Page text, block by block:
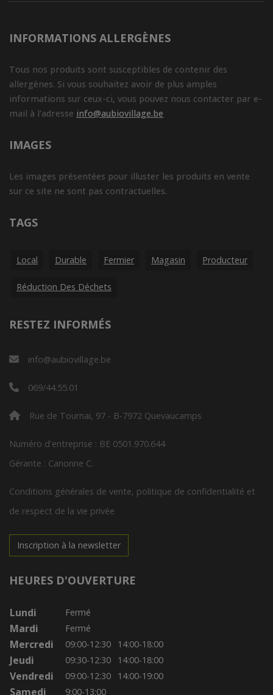
INFORMATIONS ALLERGÈNES
Tous nos produits sont susceptibles de contenir des
allergènes. Si vous souhaitez avoir de plus amples
informations sur ceux-ci, vous pouvez nous contacter par e-
mail à l'adresse info@aubiovillage.be
IMAGES
Les images présentées pour illuster les produits en vente
sur ce site ne sont pas contractuelles.
TAGS
Local Durable Fermier Magasin Producteur
Réduction Des Déchets
RESTEZ INFORMÉS
info@aubiovillage.be
069/44.55.01
Rue de Tournai, 97 - B-7972 Quevaucamps
Numéro d'entreprise : BE 0501.970.644
Gérante : Canonne C.
Conditions générales de vente, politique de confidentialité et
de respect de la vie privée
Inscription à la newsletter
HEURES D'OUVERTURE
Lundi Fermé
Mardi Fermé
Mercredi 09:00-12:30 14:00-18:00
Jeudi 09:30-12:30 14:00-18:00
Vendredi 09:00-12:30 14:00-19:00
Samedi 9:00-13:00